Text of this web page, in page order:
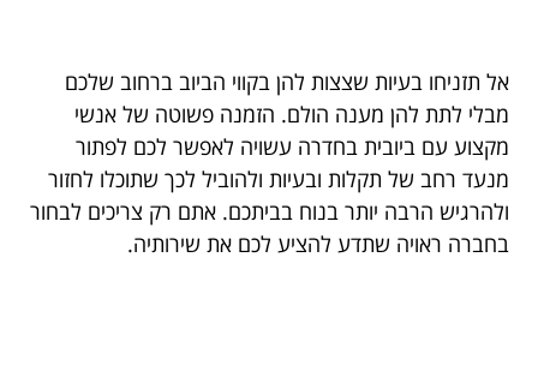
אל תזניחו בעיות שצצות להן בקווי הביוב ברחוב שלכם
מבלי לתת להן מענה הולם. הזמנה פשוטה של אנשי
מקצוע עם ביובית בחדרה עשויה לאפשר לכם לפתור
מנעד רחב של תקלות ובעיות ולהוביל לכך שתוכלו לחזור
ולהרגיש הרבה יותר בנוח בביתכם. אתם רק צריכים לבחור
בחברה ראויה שתדע להציע לכם את שירותיה.